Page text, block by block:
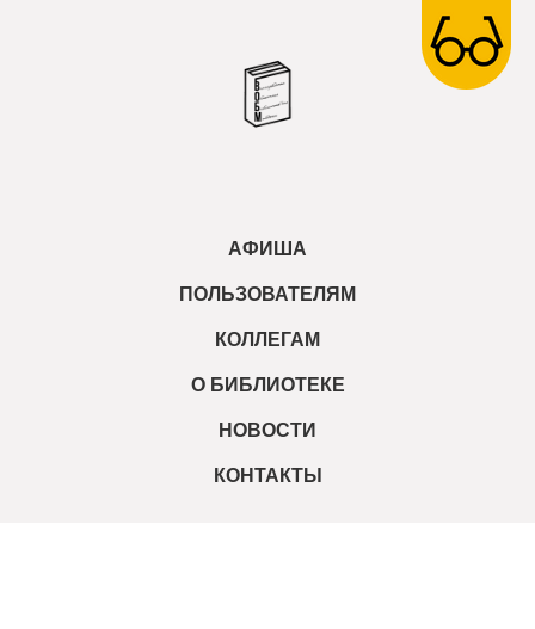
АФИША
ПОЛЬЗОВАТЕЛЯМ
КОЛЛЕГАМ
О БИБЛИОТЕКЕ
НОВОСТИ
КОНТАКТЫ